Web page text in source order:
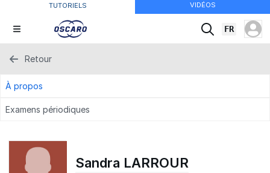
TUTORIELS VIDÉOS
FR
Retour
À propos
Examens périodiques
Sandra LARROUR